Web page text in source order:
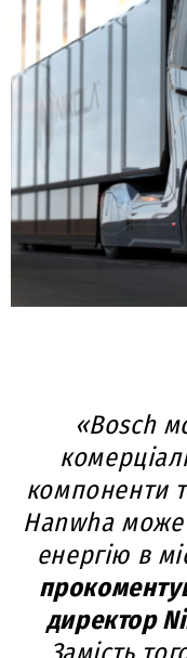
«Bosch
компоненти
Hanwha
енергію в
директор